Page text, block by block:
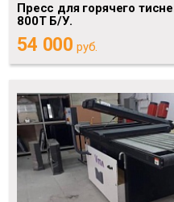
Пресс для горячего
800Т Б/У.
54 000 руб.